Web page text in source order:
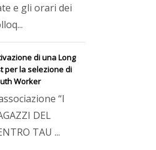
e gli orari dei
di una Long
per la selezione di
Worker
“I
DEL
TAU ...